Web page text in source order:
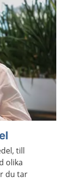
till
olika
du tar